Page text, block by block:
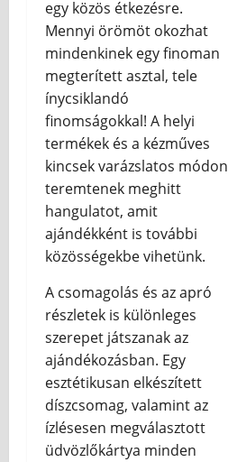
egy közös étkezésre.
Mennyi örömöt okozhat
mindenkinek egy finoman
megterített asztal, tele
ínycsiklandó
finomságokkal! A helyi
termékek és a kézműves
kincsek varázslatos módon
teremtenek meghitt
hangulatot, amit
ajándékként is további
közösségekbe vihetünk.
A csomagolás és az apró
részletek is különleges
szerepet játszanak az
ajándékozásban. Egy
esztétikusan elkészített
díszcsomag, valamint az
ízlésesen megválasztott
üdvözlőkártya minden